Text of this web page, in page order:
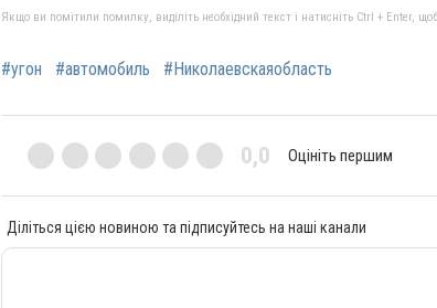
Якщо ви помітили помилку, виділіть необхідний текст і натисніть Ctrl + Enter,
#угон #автомобиль #Николаевскаяобласть
0,0 Оцініть першим
Діліться цією новиною та підписуйтесь на наші канали